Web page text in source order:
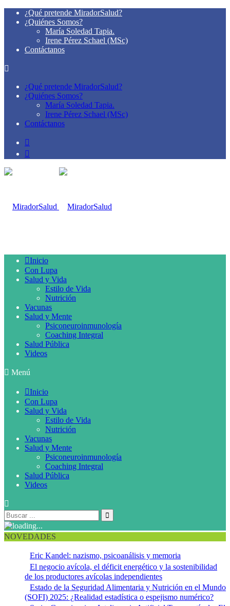
¿Qué pretende MiradorSalud?
¿Quiénes Somos?
María Soledad Tapia.
Irene Pérez Schael (MSc)
Contáctanos
¿Qué pretende MiradorSalud?
¿Quiénes Somos?
María Soledad Tapia.
Irene Pérez Schael (MSc)
Contáctanos
Inicio
Con Lupa
Salud y Vida
Estilo de Vida
Nutrición
Vacunas
Salud y Mente
Psiconeuroinmunología
Coaching Integral
Salud Pública
Videos
Menú
Inicio
Con Lupa
Salud y Vida
Estilo de Vida
Nutrición
Vacunas
Salud y Mente
Psiconeuroinmunología
Coaching Integral
Salud Pública
Videos
NOVEDADES
Eric Kandel: nazismo, psicoanálisis y memoria
El negocio avícola, el déficit energético y la sostenibilidad
de los productores avícolas independientes
Estado de la Seguridad Alimentaria y Nutrición en el Mundo
(SOFI) 2025: ¿Realidad estadística o espejismo numérico?